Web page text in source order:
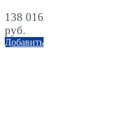
138 016
руб.
Добавить